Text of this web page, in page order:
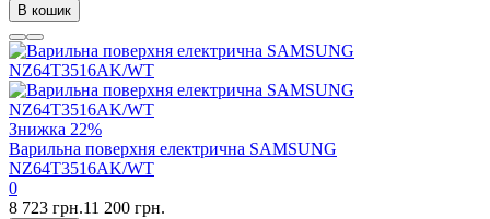
В кошик
Знижка 22%
Варильна поверхня електрична SAMSUNG
NZ64T3516AK/WT
0
8 723 грн.11 200 грн.